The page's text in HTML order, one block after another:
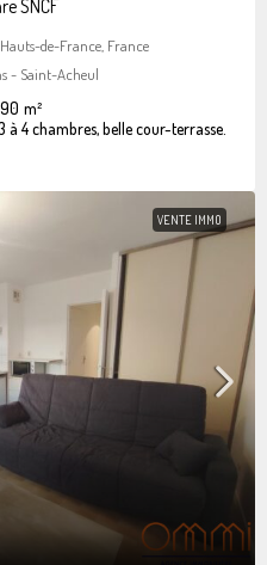
SNCF
de-France, France
- Saint-Acheul
90 m²
à 4 chambres, belle cour-terrasse.
VENTE IMMO